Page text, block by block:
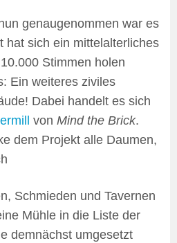
genaugenommen war es
hat sich ein mittelalterliches
Stimmen holen
Ein weiteres ziviles
Dabei handelt es sich
von Mind the Brick.
dem Projekt alle Daumen,
Schmieden und Tavernen
Mühle in die Liste der
demnächst umgesetzt